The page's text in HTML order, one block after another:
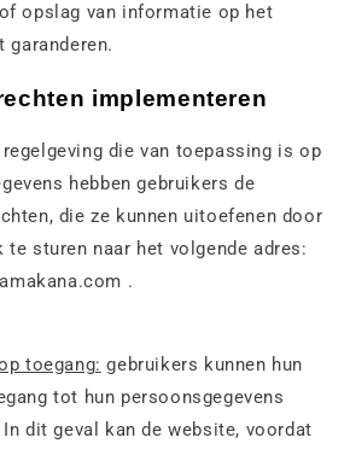
opslag van informatie op het
garanderen.
implementeren
die van toepassing is op
hebben gebruikers de
die ze kunnen uitoefenen door
te sturen naar het volgende adres:
.
toegang: gebruikers kunnen hun
tot hun persoonsgegevens
dit geval kan de website, voordat